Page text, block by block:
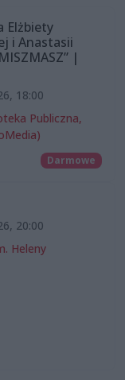
Elżbiety
i Anastasii
|
18:00
Publiczna,
Darmowe
20:00
Heleny